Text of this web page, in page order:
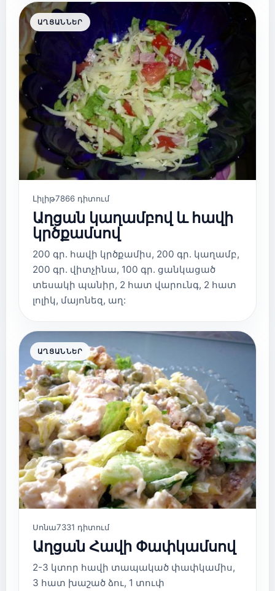
ԱՂՑԱՆՆԵՐ
Լիլիթ7866 դիտում
Աղցան կաղամբով և հավի
կրծքամսով
200 գր. հավի կրծքամիս, 200 գր. կաղամբ,
200 գր. վիտչինա, 100 գր. ցանկացած
տեսակի պանիր, 2 հատ վարունգ, 2 հատ
լոլիկ, մայոնեզ, աղ:
ԱՂՑԱՆՆԵՐ
Սոնա7331 դիտում
Աղցան Հավի Փափկամսով
2-3 կտոր հավի տապակած փափկամիս,
3 հատ խաշած ձու, 1 տուփ